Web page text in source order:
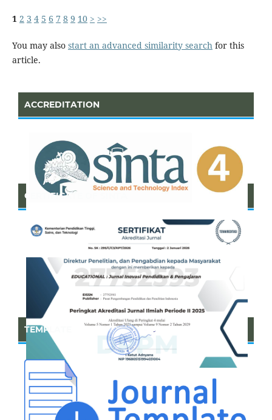
1 2 3 4 5 6 7 8 9 10 > >>
You may also start an advanced similarity searchfor this
article.
ACCREDITATION
CERTIFICATE OF SINTA
TEMPLATE